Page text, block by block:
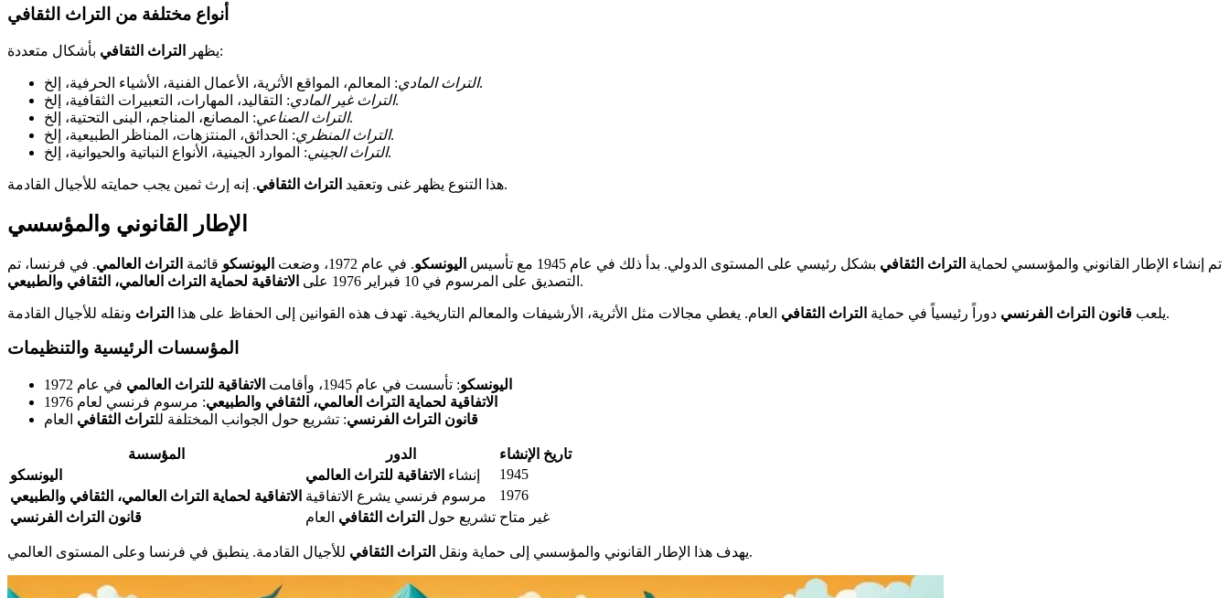
أنواع مختلفة من التراث الثقافي
يظهر التراث الثقافي بأشكال متعددة:
التراث المادي: المعالم، المواقع الأثرية، الأعمال الفنية، الأشياء الحرفية، إلخ.
التراث غير المادي: التقاليد، المهارات، التعبيرات الثقافية، إلخ.
التراث الصناعي: المصانع، المناجم، البنى التحتية، إلخ.
التراث المنظري: الحدائق، المنتزهات، المناظر الطبيعية، إلخ.
التراث الجيني: الموارد الجينية، الأنواع النباتية والحيوانية، إلخ.
هذا التنوع يظهر غنى وتعقيد التراث الثقافي . إنه إرث ثمين يجب حمايته للأجيال القادمة.
الإطار القانوني والمؤسسي
تم إنشاء الإطار القانوني والمؤسسي لحماية التراث الثقافي بشكل رئيسي على المستوى الدولي. بدأ ذلك في عام 1945 مع تأسيس اليونسكو. في عام 1972، وضعت اليونسكو قائمة التراث العالمي. في فرنسا، تم
التصديق على المرسوم في 10 فبراير 1976 على
الاتفاقية لحماية التراث العالمي، الثقافي والطبيعي .
يلعب قانون التراث الفرنسي دوراً رئيسياً في حماية التراث الثقافي العام. يغطي مجالات مثل الأثرية، الأرشيفات والمعالم التاريخية. تهدف هذه القوانين إلى الحفاظ على هذا التراث ونقله للأجيال القادمة.
المؤسسات الرئيسية والتنظيمات
اليونسكو: تأسست في عام 1945، وأقامت الاتفاقية للتراث العالمي في عام 1972
الاتفاقية لحماية التراث العالمي، الثقافي والطبيعي: مرسوم فرنسي لعام 1976
قانون التراث الفرنسي: تشريع حول الجوانب المختلفة للتراث الثقافي العام
المؤسسة الدور
تاريخ الإنشاء
اليونسكو
إنشاء الاتفاقية للتراث العالمي
1945
الاتفاقية لحماية التراث العالمي، الثقافي والطبيعي مرسوم فرنسي يشرع الاتفاقية
1976
قانون التراث الفرنسي
تشريع حول التراث الثقافي العام غير متاح
يهدف هذا الإطار القانوني والمؤسسي إلى حماية ونقل التراث الثقافي للأجيال القادمة. ينطبق في فرنسا وعلى المستوى العالمي.